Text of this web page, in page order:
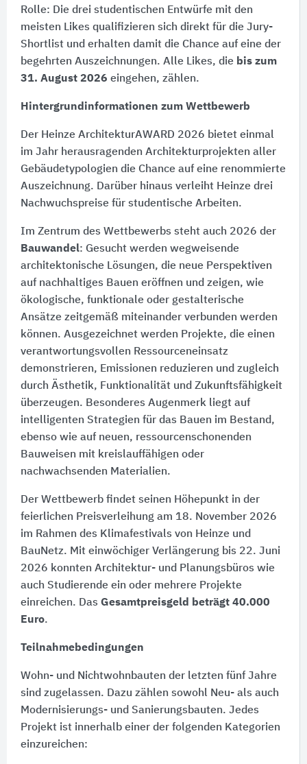
Rolle: Die drei studentischen Entwürfe mit den
meisten Likes qualifizieren sich direkt für die Jury-
Shortlist und erhalten damit die Chance auf eine der
begehrten Auszeichnungen. Alle Likes, die bis zum
31. August 2026 eingehen, zählen.
Hintergrundinformationen zum Wettbewerb
Der Heinze ArchitekturAWARD 2026 bietet einmal
im Jahr herausragenden Architekturprojekten aller
Gebäudetypologien die Chance auf eine renommierte
Auszeichnung. Darüber hinaus verleiht Heinze drei
Nachwuchspreise für studentische Arbeiten.
Im Zentrum des Wettbewerbs steht auch 2026 der
Bauwandel: Gesucht werden wegweisende
architektonische Lösungen, die neue Perspektiven
auf nachhaltiges Bauen eröffnen und zeigen, wie
ökologische, funktionale oder gestalterische
Ansätze zeitgemäß miteinander verbunden werden
können. Ausgezeichnet werden Projekte, die einen
verantwortungsvollen Ressourceneinsatz
demonstrieren, Emissionen reduzieren und zugleich
durch Ästhetik, Funktionalität und Zukunftsfähigkeit
überzeugen. Besonderes Augenmerk liegt auf
intelligenten Strategien für das Bauen im Bestand,
ebenso wie auf neuen, ressourcenschonenden
Bauweisen mit kreislauffähigen oder
nachwachsenden Materialien.
Der Wettbewerb findet seinen Höhepunkt in der
feierlichen Preisverleihung am 18. November 2026
im Rahmen des Klimafestivals von Heinze und
BauNetz. Mit einwöchiger Verlängerung bis 22. Juni
2026 konnten Architektur- und Planungsbüros wie
auch Studierende ein oder mehrere Projekte
einreichen. Das Gesamtpreisgeld beträgt 40.000
Euro.
Teilnahmebedingungen
Wohn- und Nichtwohnbauten der letzten fünf Jahre
sind zugelassen. Dazu zählen sowohl Neu- als auch
Modernisierungs- und Sanierungsbauten. Jedes
Projekt ist innerhalb einer der folgenden Kategorien
einzureichen: